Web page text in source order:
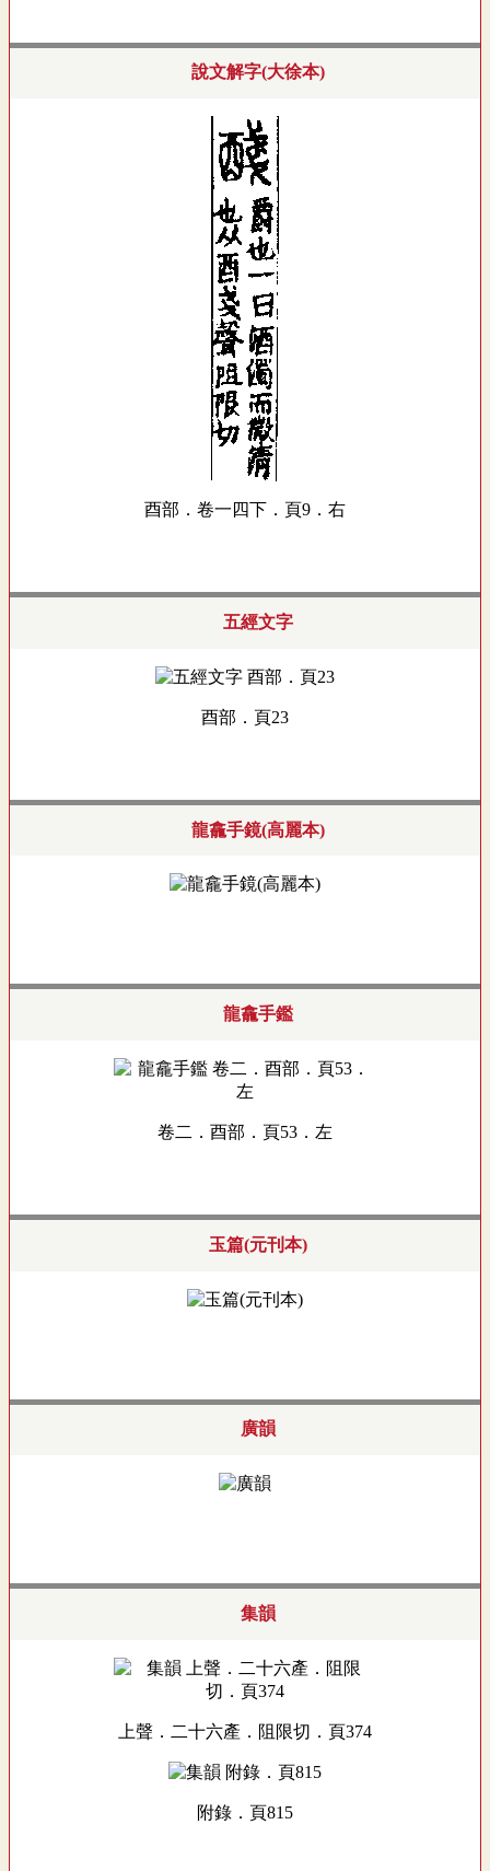
說文解字(大徐本)
酉部．卷一四下．頁9．右
五經文字
酉部．頁23
龍龕手鏡(高麗本)
龍龕手鑑
卷二．酉部．頁53．左
玉篇(元刊本)
廣韻
集韻
上聲．二十六產．阻限切．頁374
附錄．頁815